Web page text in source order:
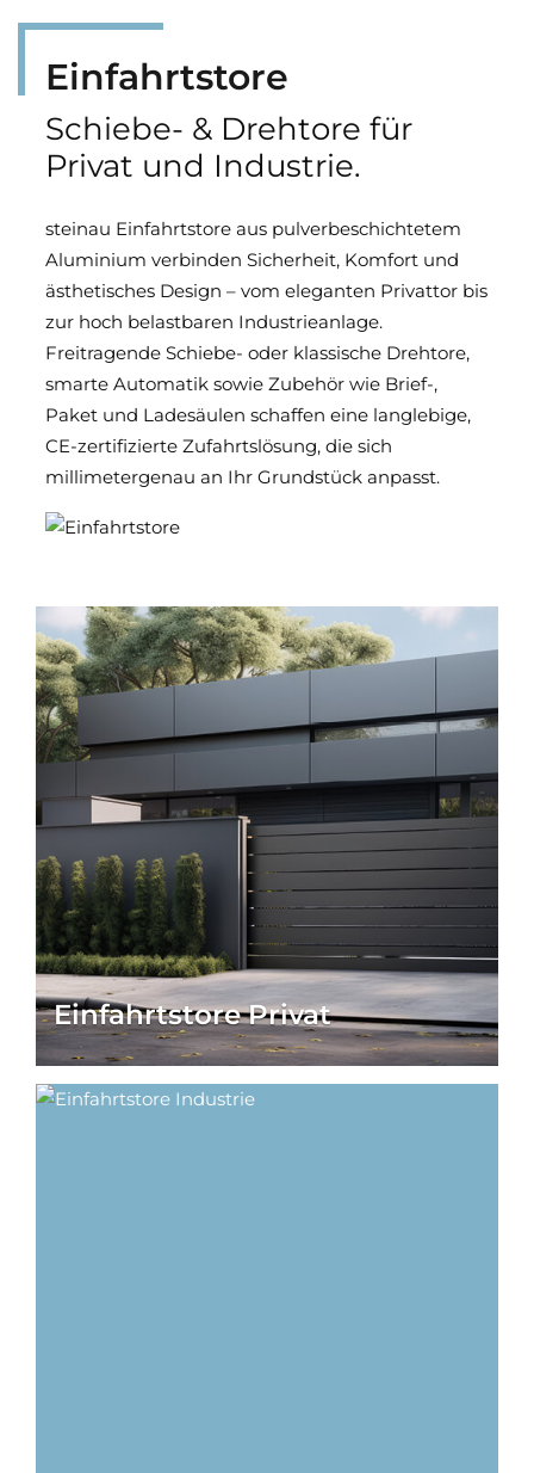
Einfahrtstore
Schiebe- & Drehtore für
Privat und Industrie.
steinau Einfahrtstore aus pulverbeschichtetem
Aluminium verbinden Sicherheit, Komfort und
ästhetisches Design – vom eleganten Privattor bis
zur hoch belastbaren Industrieanlage.
Freitragende Schiebe- oder klassische Drehtore,
smarte Automatik sowie Zubehör wie Brief-,
Paket und Ladesäulen schaffen eine langlebige,
CE-zertifizierte Zufahrtslösung, die sich
millimetergenau an Ihr Grundstück anpasst.
Einfahrtstore Privat